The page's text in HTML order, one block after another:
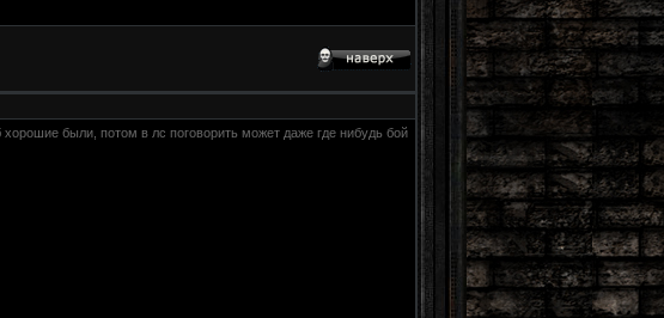
были, потом в лс поговорить может даже где нибудь бой